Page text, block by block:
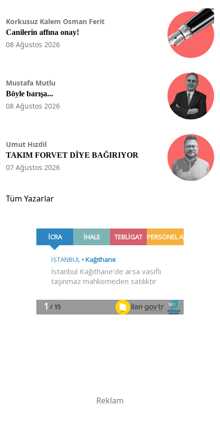
Korkusuz Kalem Osman Ferit
Canilerin affına onay!
08 Ağustos 2026
Mustafa Mutlu
Böyle barışa...
08 Ağustos 2026
Umut Hızdil
TAKIM FORVET DİYE BAĞIRIYOR
07 Ağustos 2026
Tüm Yazarlar